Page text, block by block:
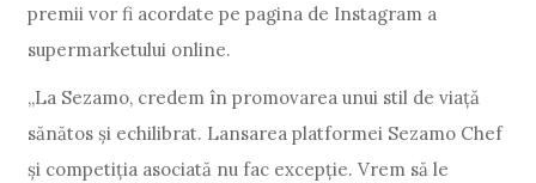
premii vor fi acordate pe pagina de Instagram a
supermarketului online.
„La Sezamo, credem în promovarea unui stil de viață
sănătos și echilibrat. Lansarea platformei Sezamo Chef
și competiția asociată nu fac excepție. Vrem să le